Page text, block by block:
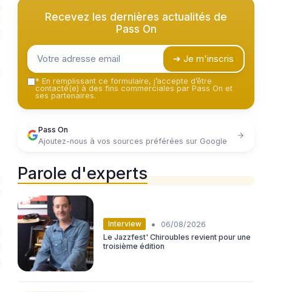
Recevez les dernières actualités de
Pass On
➔ Je m'inscris
* En remplissant ce formulaire, j’accepte d’être
contacté(e) à des fins commerciales par Pass On et
ses partenaires.
Pass On
Ajoutez-nous à vos sources préférées sur Google
Parole d'experts
Interview •
06/08/2026
Le Jazzfest' Chiroubles revient pour une
troisième édition